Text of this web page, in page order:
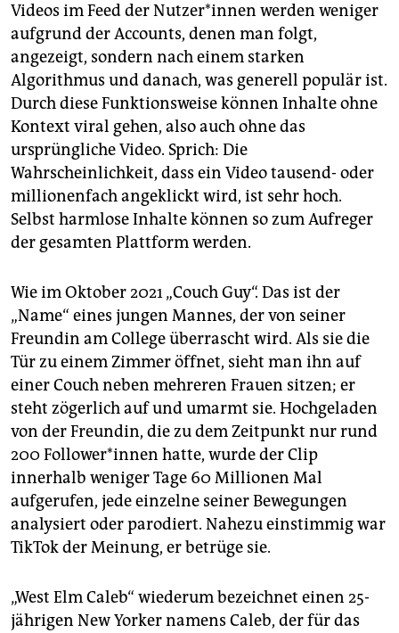
Videos im Feed der Nut­ze­r*in­nen werden weniger
aufgrund der Accounts, denen man folgt,
angezeigt, sondern nach einem starken
Algorithmus und danach, was generell populär ist.
Durch diese Funktionsweise können Inhalte ohne
Kontext viral gehen, also auch ohne das
ursprüngliche Video. Sprich: Die
Wahrscheinlichkeit, dass ein Video tausend- oder
millionenfach angeklickt wird, ist sehr hoch.
Selbst harmlose Inhalte können so zum Aufreger
der gesamten Plattform werden.
Wie im Oktober 2021 „Couch Guy“. Das ist der
„Name“ eines jungen Mannes, der von seiner
Freundin am College überrascht wird. Als sie die
Tür zu einem Zimmer öffnet, sieht man ihn auf
einer Couch neben mehreren Frauen sitzen; er
steht zögerlich auf und umarmt sie. Hochgeladen
von der Freundin, die zu dem Zeitpunkt nur rund
200 Fol­lo­wer*­in­nen hatte, wurde der Clip
innerhalb weniger Tage 60 Millionen Mal
aufgerufen, jede einzelne seiner Bewegungen
analysiert oder parodiert. Nahezu einstimmig war
TikTok der Meinung, er betrüge sie.
„West Elm Caleb“ wiederum bezeichnet einen 25-
jährigen New Yorker namens Caleb, der für das